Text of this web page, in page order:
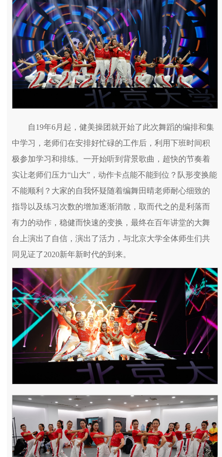
自19年6月起，健美操团就开始了此次舞蹈的编排和集
中学习，老师们在安排好忙碌的工作后，利用下班时间积
极参加学习和排练。一开始听到背景歌曲，超快的节奏着
实让老师们压力“山大”，动作卡点能不能到位？队形变换能
不能顺利？大家的自我怀疑随着编舞田晴老师耐心细致的
指导以及练习次数的增加逐渐消散，取而代之的是利落而
有力的动作，稳健而快速的变换，最终在百年讲堂的大舞
台上演出了自信，演出了活力，与北京大学全体师生们共
同见证了2020新年新时代的到来。